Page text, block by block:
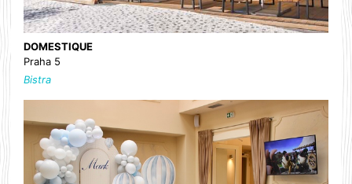
DOMESTIQUE
Praha 5
Bistra